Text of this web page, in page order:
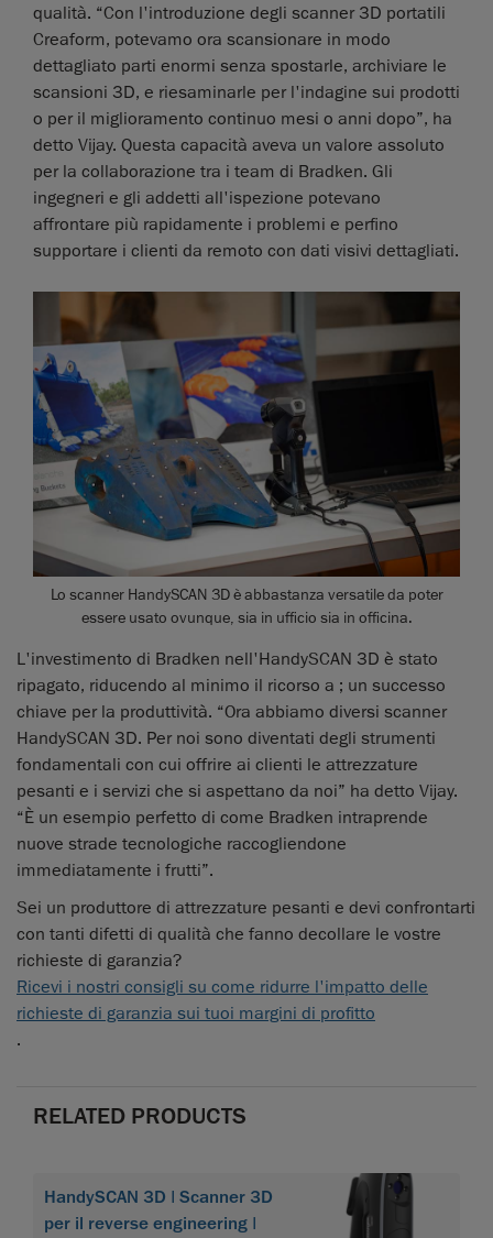
qualità. “Con l'introduzione degli scanner 3D portatili
Creaform, potevamo ora scansionare in modo
dettagliato parti enormi senza spostarle, archiviare le
scansioni 3D, e riesaminarle per l'indagine sui prodotti
o per il miglioramento continuo mesi o anni dopo”, ha
detto Vijay. Questa capacità aveva un valore assoluto
per la collaborazione tra i team di Bradken. Gli
ingegneri e gli addetti all'ispezione potevano
affrontare più rapidamente i problemi e perfino
supportare i clienti da remoto con dati visivi dettagliati.
Lo scanner HandySCAN 3D è abbastanza versatile da poter
essere usato ovunque, sia in ufficio sia in officina.
L'investimento di Bradken nell'HandySCAN 3D è stato
ripagato, riducendo al minimo il ricorso a ; un successo
chiave per la produttività. “Ora abbiamo diversi scanner
HandySCAN 3D. Per noi sono diventati degli strumenti
fondamentali con cui offrire ai clienti le attrezzature
pesanti e i servizi che si aspettano da noi” ha detto Vijay.
“È un esempio perfetto di come Bradken intraprende
nuove strade tecnologiche raccogliendone
immediatamente i frutti”.
Sei un produttore di attrezzature pesanti e devi confrontarti
con tanti difetti di qualità che fanno decollare le vostre
richieste di garanzia?
Ricevi i nostri consigli su come ridurre l'impatto delle
richieste di garanzia sui tuoi margini di profitto
.
RELATED PRODUCTS
HandySCAN 3D | Scanner 3D
per il reverse engineering |